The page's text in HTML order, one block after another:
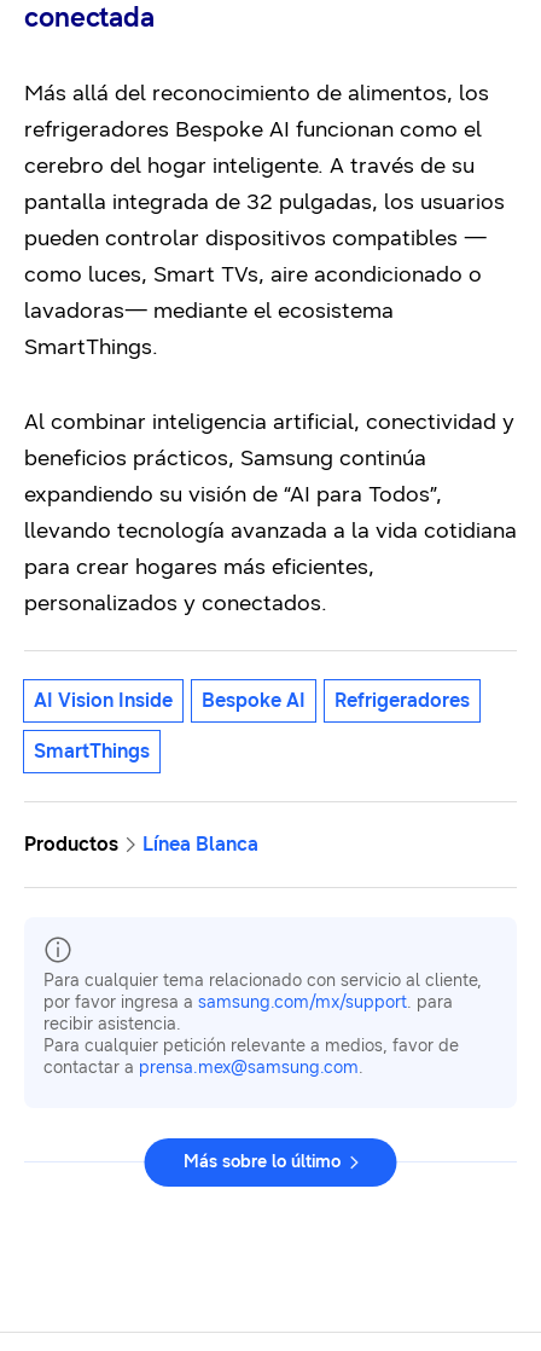
conectada
Más allá del reconocimiento de alimentos, los
refrigeradores Bespoke AI funcionan como el
cerebro del hogar inteligente. A través de su
pantalla integrada de 32 pulgadas, los usuarios
pueden controlar dispositivos compatibles —
como luces, Smart TVs, aire acondicionado o
lavadoras— mediante el ecosistema
SmartThings.
Al combinar inteligencia artificial, conectividad y
beneficios prácticos, Samsung continúa
expandiendo su visión de “AI para Todos”,
llevando tecnología avanzada a la vida cotidiana
para crear hogares más eficientes,
personalizados y conectados.
AI Vision Inside Bespoke AI Refrigeradores
SmartThings
Productos Línea Blanca
Para cualquier tema relacionado con servicio al cliente,
por favor ingresa a samsung.com/mx/support. para
recibir asistencia.
Para cualquier petición relevante a medios, favor de
contactar a prensa.mex@samsung.com.
Más sobre lo último